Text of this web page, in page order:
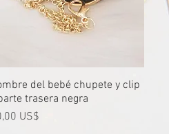
Vista rápida
del bebé chupete y clip
trasera negra
US$